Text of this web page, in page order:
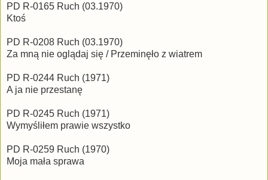
PD R-0165 Ruch (03.1970)
Ktoś
PD R-0208 Ruch (03.1970)
Za mną nie oglądaj się / Przeminęło z wiatrem
PD R-0244 Ruch (1971)
A ja nie przestanę
PD R-0245 Ruch (1971)
Wymyśliłem prawie wszystko
PD R-0259 Ruch (1970)
Moja mała sprawa